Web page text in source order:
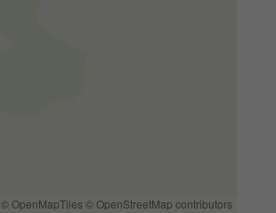
© OpenMapTiles © OpenStreetMap contributors